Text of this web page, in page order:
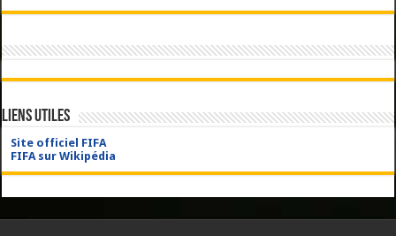
Liens utiles
Site officiel FIFA
FIFA sur Wikipédia